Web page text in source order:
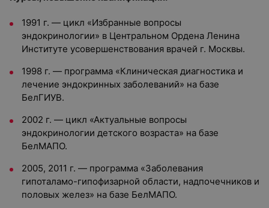
1991 г. — цикл «Избранные вопросы
эндокринологии» в Центральном Ордена Ленина
Институте усовершенствования врачей г. Москвы.
1998 г. — программа «Клиническая диагностика и
лечение эндокринных заболеваний» на базе
БелГИУВ.
2002 г. — цикл «Актуальные вопросы
эндокринологии детского возраста» на базе
БелМАПО.
2005, 2011 г. — программа «Заболевания
гипоталамо-гипофизарной области, надпочечников и
половых желез» на базе БелМАПО.